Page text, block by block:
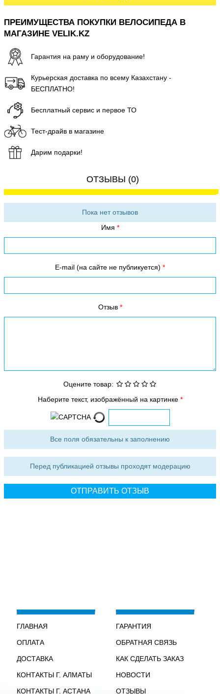
ПРЕИМУЩЕСТВА ПОКУПКИ ВЕЛОСИПЕДА В
МАГАЗИНЕ VELIK.KZ
Гарантия на раму и оборудование!
Курьерская доставка по всему Казахстану -
БЕСПЛАТНО!
Бесплатный сервис и первое ТО
Тест-драйв в магазине
Дарим подарки!
ОТЗЫВЫ (0)
Пока нет отзывов
Имя
E-mail (на сайте не публикуется)
Отзыв
Оцените товар:
Наберите текст, изображённый на картинке
Все поля обязательны к заполнению
Перед публикацией отзывы проходят модерацию
ГЛАВНАЯ
ОПЛАТА
ДОСТАВКА
КОНТАКТЫ Г. АЛМАТЫ
КОНТАКТЫ Г. АСТАНА
ГАРАНТИЯ
ОБРАТНАЯ СВЯЗЬ
КАК СДЕЛАТЬ ЗАКАЗ
НОВОСТИ
ОТЗЫВЫ